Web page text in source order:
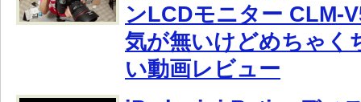
ンLCDモニター CLM-
気が無いけどめちゃく
い動画レビュー